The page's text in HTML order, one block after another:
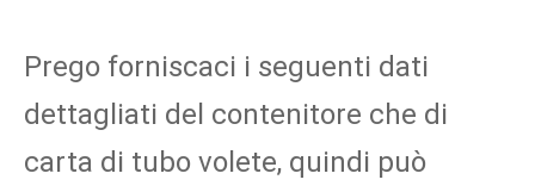
Prego forniscaci i seguenti dati
dettagliati del contenitore che di
carta di tubo volete, quindi può